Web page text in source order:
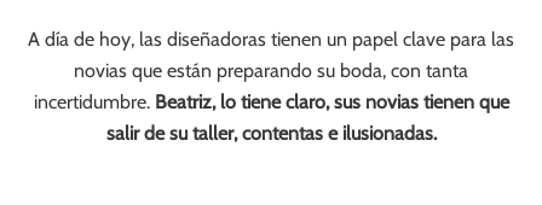
A día de hoy, las diseñadoras tienen un papel clave para las
novias que están preparando su boda, con tanta
incertidumbre. Beatriz, lo tiene claro, sus novias tienen que
salir de su taller, contentas e ilusionadas.